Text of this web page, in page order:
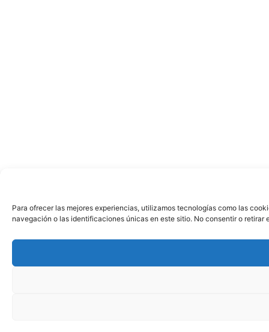
Para ofrecer las mejores experiencias, utilizamos tecnologías como las
navegación o las identificaciones únicas en este sitio. No consentir o